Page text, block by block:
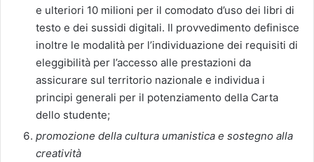
e ulteriori 10 milioni per il comodato d’uso dei libri di
testo e dei sussidi digitali. Il provvedimento definisce
inoltre le modalità per l’individuazione dei requisiti di
eleggibilità per l’accesso alle prestazioni da
assicurare sul territorio nazionale e individua i
principi generali per il potenziamento della Carta
dello studente;
promozione della cultura umanistica e sostegno alla
creatività